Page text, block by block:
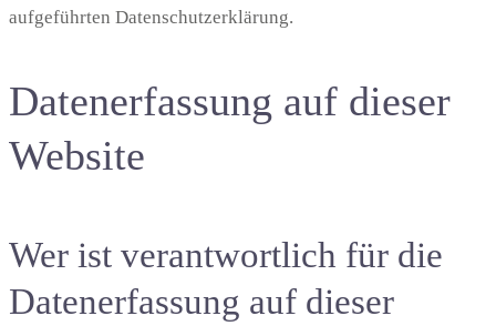
aufgeführten Datenschutzerklärung.
Datenerfassung auf dieser
Website
Wer ist verantwortlich für die
Datenerfassung auf dieser